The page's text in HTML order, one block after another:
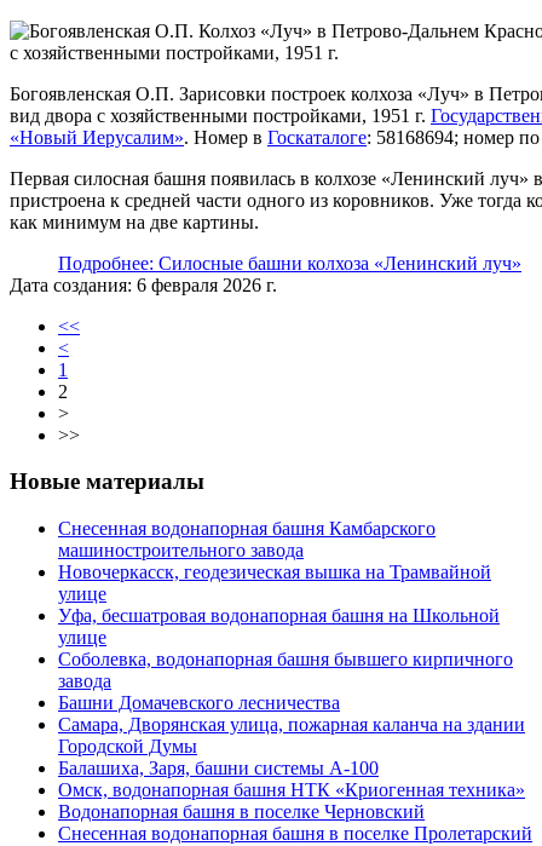
Богоявленская О.П. Зарисовки построек колхоза «Луч» в
вид двора с хозяйственными постройками, 1951 г.
«Новый Иерусалим». Номер в Госкаталоге: 58168694; номер
Первая силосная башня появилась в колхозе «Ленинский луч»
пристроена к средней части одного из коровников. Уже тогда
как минимум на две картины.
Подробнее: Силосные башни колхоза «Ленинский луч»
Дата создания: 6 февраля 2026 г.
<<
<
1
2
>
>>
Новые материалы
Снесенная водонапорная башня Камбарского
машиностроительного завода
Новочеркасск, геодезическая вышка на Трамвайной
улице
Уфа, бесшатровая водонапорная башня на Школьной
улице
Соболевка, водонапорная башня бывшего кирпичного
завода
Башни Домачевского лесничества
Самара, Дворянская улица, пожарная каланча на здании
Городской Думы
Балашиха, Заря, башни системы А-100
Омск, водонапорная башня НТК «Криогенная техника»
Водонапорная башня в поселке Черновский
Снесенная водонапорная башня в поселке Пролетарский